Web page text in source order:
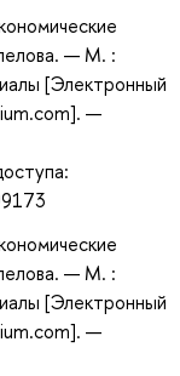
— М. :
[Электронный
—
— М. :
[Электронный
—